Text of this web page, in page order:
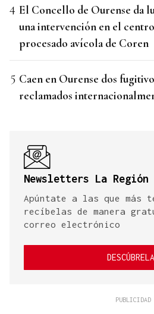
El Concello de Ourense da
una intervención en el
procesado avícola de Coren
Caen en Ourense dos
reclamados
Newsletters La Región
Apúntate a las que más
recíbelas de manera
correo electrónico